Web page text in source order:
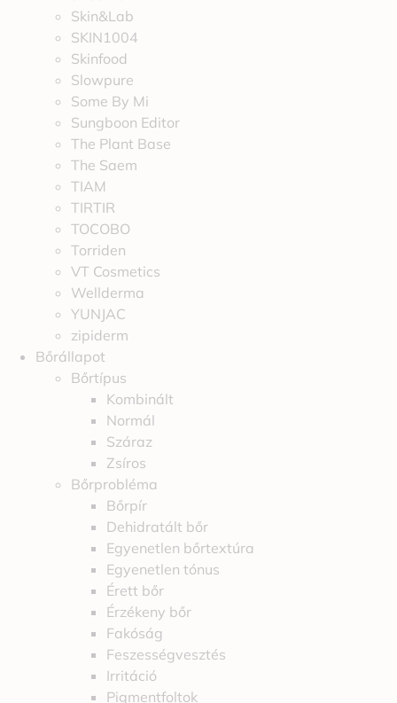
Skin&Lab
SKIN1004
Skinfood
Slowpure
Some By Mi
Sungboon Editor
The Plant Base
The Saem
TIAM
TIRTIR
TOCOBO
Torriden
VT Cosmetics
Wellderma
YUNJAC
zipiderm
Bőrállapot
Bőrtípus
Kombinált
Normál
Száraz
Zsíros
Bőrprobléma
Bőrpír
Dehidratált bőr
Egyenetlen bőrtextúra
Egyenetlen tónus
Érett bőr
Érzékeny bőr
Fakóság
Feszességvesztés
Irritáció
Pigmentfoltok